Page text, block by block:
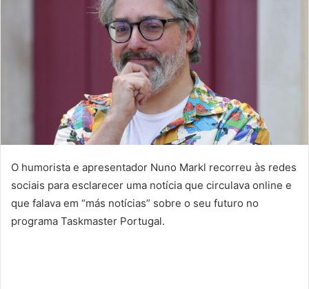
O humorista e apresentador Nuno Markl recorreu às redes
sociais para esclarecer uma notícia que circulava online e
que falava em “más notícias” sobre o seu futuro no
programa Taskmaster Portugal.